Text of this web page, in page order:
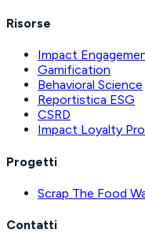
Risorse
Impact
Gamification
Behavioral Science
Reportistica ESG
CSRD
Impact Loyalty
Progetti
Scrap The Food
Contatti